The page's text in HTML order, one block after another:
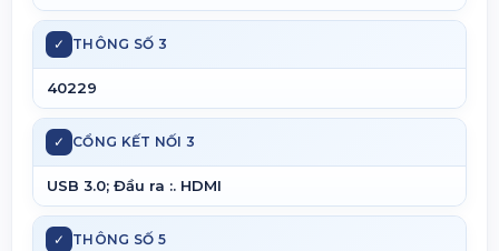
✓ THÔNG SỐ 3
40229
✓ CỔNG KẾT NỐI 3
USB 3.0; Đầu ra :. HDMI
✓ THÔNG SỐ 5